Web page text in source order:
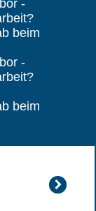
-
beim
-
beim
2026